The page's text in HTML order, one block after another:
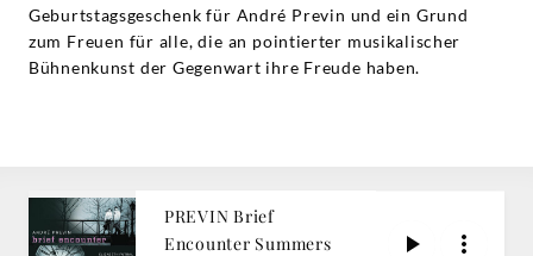
Geburtstagsgeschenk für André Previn und ein Grund
zum Freuen für alle, die an pointierter musikalischer
Bühnenkunst der Gegenwart ihre Freude haben.
PREVIN Brief
Encounter Summers